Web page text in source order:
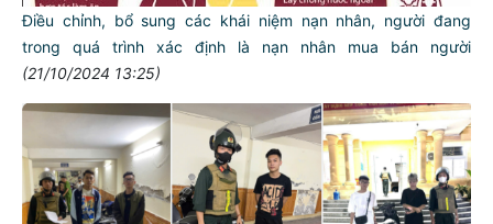
Điều chỉnh, bổ sung các khái niệm nạn nhân, người đang
trong quá trình xác định là nạn nhân mua bán người
(21/10/2024 13:25)